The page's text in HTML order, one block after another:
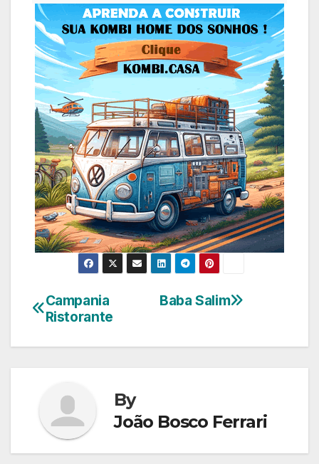
Navegação
Baba Salim
Campania
Ristorante
By
João Bosco Ferrari